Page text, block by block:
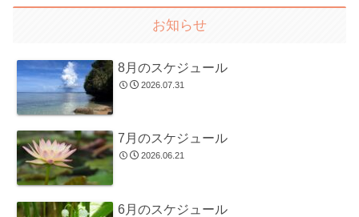
お知らせ
8月のスケジュール
2026.07.31
7月のスケジュール
2026.06.21
6月のスケジュール